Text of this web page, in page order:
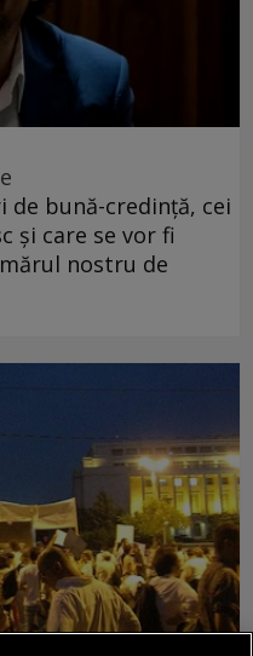
bună-credință, cei
și care se vor fi
nostru de